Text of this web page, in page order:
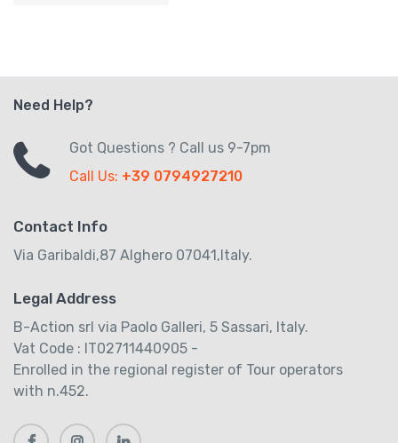
Need Help?
Got Questions ? Call us 9-7pm
Call Us: +39 0794927210
Contact Info
Via Garibaldi,87 Alghero 07041,Italy.
Legal Address
B-Action srl via Paolo Galleri, 5 Sassari, Italy.
Vat Code : IT02711440905 -
Enrolled in the regional register of Tour operators
with n.452.